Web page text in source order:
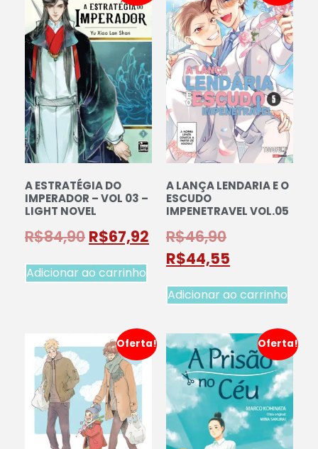
A ESTRATÉGIA DO
IMPERADOR – VOL 03 –
LIGHT NOVEL
R$84,90 R$67,92
Adicionar ao carrinho
A LANÇA LENDARIA E O
ESCUDO
IMPENETRAVEL VOL.05
R$46,90
R$44,55
Adicionar ao carrinho
Oferta! Oferta!